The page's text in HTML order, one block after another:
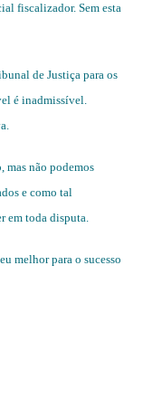
fiscalizador. Sem esta
de Justiça para os
é inadmissível.
mas não podemos
e como tal
em toda disputa.
melhor para o sucesso